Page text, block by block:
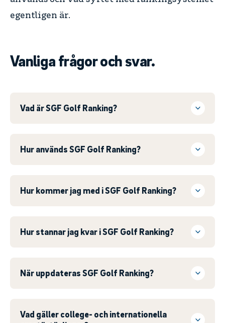
egentligen är.
Vanliga frågor och svar.
Vad är SGF Golf Ranking?
Hur används SGF Golf Ranking?
Hur kommer jag med i SGF Golf Ranking?
Hur stannar jag kvar i SGF Golf Ranking?
När uppdateras SGF Golf Ranking?
Vad gäller college- och internationella